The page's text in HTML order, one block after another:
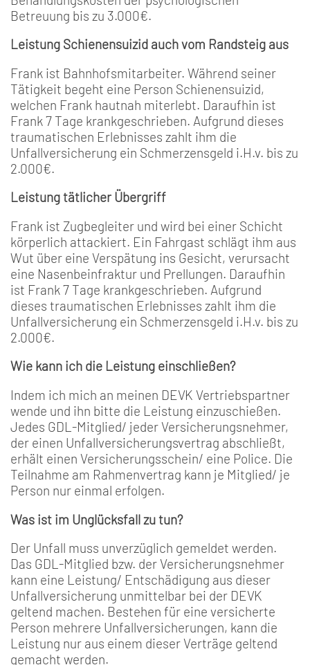
Betreuung bis zu 3.000€.
Leistung Schienensuizid auch vom Randsteig aus
Frank ist Bahnhofsmitarbeiter. Während seiner
Tätigkeit begeht eine Person Schienensuizid,
welchen Frank hautnah miterlebt. Daraufhin ist
Frank 7 Tage krankgeschrieben. Aufgrund dieses
traumatischen Erlebnisses zahlt ihm die
Unfallversicherung ein Schmerzensgeld i.H.v. bis zu
2.000€.
Leistung tätlicher Übergriff
Frank ist Zugbegleiter und wird bei einer Schicht
körperlich attackiert. Ein Fahrgast schlägt ihm aus
Wut über eine Verspätung ins Gesicht, verursacht
eine Nasenbeinfraktur und Prellungen. Daraufhin
ist Frank 7 Tage krankgeschrieben. Aufgrund
dieses traumatischen Erlebnisses zahlt ihm die
Unfallversicherung ein Schmerzensgeld i.H.v. bis zu
2.000€.
Wie kann ich die Leistung einschließen?
Indem ich mich an meinen DEVK Vertriebspartner
wende und ihn bitte die Leistung einzuschießen.
Jedes GDL-Mitglied/ jeder Versicherungsnehmer,
der einen Unfallversicherungsvertrag abschließt,
erhält einen Versicherungsschein/ eine Police. Die
Teilnahme am Rahmenvertrag kann je Mitglied/ je
Person nur einmal erfolgen.
Was ist im Unglücksfall zu tun?
Der Unfall muss unverzüglich gemeldet werden.
Das GDL-Mitglied bzw. der Versicherungsnehmer
kann eine Leistung/ Entschädigung aus dieser
Unfallversicherung unmittelbar bei der DEVK
geltend machen. Bestehen für eine versicherte
Person mehrere Unfallversicherungen, kann die
Leistung nur aus einem dieser Verträge geltend
gemacht werden.